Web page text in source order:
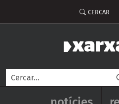
Menú
CERCAR
Cerca
Navegació